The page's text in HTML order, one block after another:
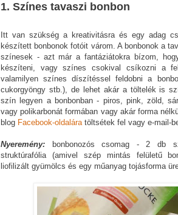
1. Színes tavaszi bonbon
Itt van szükség a kreativitásra és egy adag
készített bonbonok fotóit várom. A bonbonok a
színesek - azt már a fantáziátokra bízom,
készíteni, vagy színes csokival csíkozni a
valamilyen színes díszítéssel feldobni a
cukorgyöngy stb.), de lehet akár a töltelék is
szín legyen a bonbonban - piros, pink, zöld,
vagy polikarbonát formában vagy akár forma
blog Facebook-oldaláratöltsétek fel vagy e-mail-
Nyeremény:
bonbonozós csomag - 2 db
struktúrafólia (amivel szép mintás felületű
liofilizált gyümölcs és egy műanyag tojásforma